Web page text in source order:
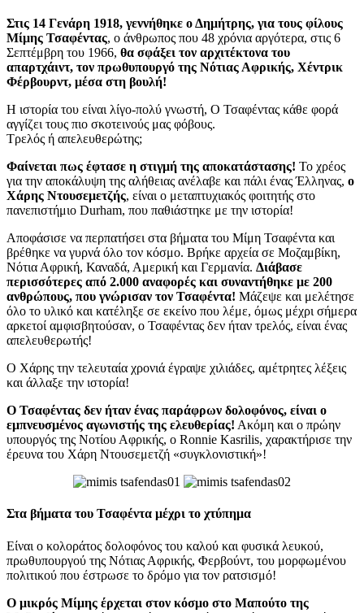
Στις 14 Γενάρη 1918, γεννήθηκε ο Δημήτρης, για τους φίλους
Μίμης Τσαφέντας, ο άνθρωπος που 48 χρόνια αργότερα, στις 6
Σεπτέμβρη του 1966, θα σφάξει τον αρχιτέκτονα του
απαρτχάιντ, τον πρωθυπουργό της Νότιας Αφρικής, Χέντρικ
Φέρβουρντ, μέσα στη βουλή!
Η ιστορία του είναι λίγο-πολύ γνωστή, Ο Τσαφέντας κάθε φορά
αγγίζει τους πιο σκοτεινούς μας φόβους.
Τρελός ή απελευθερώτης;
Φαίνεται πως έφτασε η στιγμή της αποκατάστασης! Το χρέος
για την αποκάλυψη της αλήθειας ανέλαβε και πάλι ένας Έλληνας, ο
Χάρης Ντουσεμετζής, είναι ο μεταπτυχιακός φοιτητής στο
πανεπιστήμιο Durham, που παθιάστηκε με την ιστορία!
Αποφάσισε να περπατήσει στα βήματα του Μίμη Τσαφέντα και
βρέθηκε να γυρνά όλο τον κόσμο. Βρήκε αρχεία σε Μοζαμβίκη,
Νότια Αφρική, Καναδά, Αμερική και Γερμανία. Διάβασε
περισσότερες από 2.000 αναφορές και συναντήθηκε με 200
ανθρώπους, που γνώρισαν τον Τσαφέντα! Μάζεψε και μελέτησε
όλο το υλικό και κατέληξε σε εκείνο που λέμε, όμως μέχρι σήμερα
αρκετοί αμφισβητούσαν, ο Τσαφέντας δεν ήταν τρελός, είναι ένας
απελευθερωτής!
Ο Χάρης την τελευταία χρονιά έγραψε χιλιάδες, αμέτρητες λέξεις
και άλλαξε την ιστορία!
Ο Τσαφέντας δεν ήταν ένας παράφρων δολοφόνος, είναι ο
εμπνευσμένος αγωνιστής της ελευθερίας! Ακόμη και ο πρώην
υπουργός της Νοτίου Αφρικής, ο Ronnie Kasrilis, χαρακτήρισε την
έρευνα του Χάρη Ντουσεμετζή «συγκλονιστική»!
Στα βήματα του Τσαφέντα μέχρι το χτύπημα
Είναι ο κολοράτος δολοφόνος του καλού και φυσικά λευκού,
πρωθυπουργού της Νότιας Αφρικής, Φερβούντ, του μορφωμένου
πολιτικού που έστρωσε το δρόμο για τον ρατσισμό!
Ο μικρός Μίμης έρχεται στον κόσμο στο Μαπούτο της